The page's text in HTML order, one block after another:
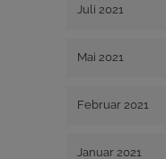
Juli 2021
Mai 2021
Februar 2021
Januar 2021